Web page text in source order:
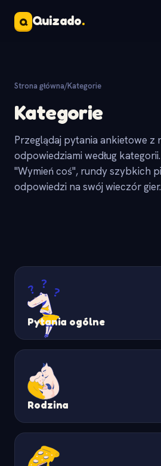
Q Quizado.
Strona główna/Kategorie
Kategorie
Przeglądaj pytania ankietowe z
odpowiedziami według
"Wymień coś", rundy szybkich
odpowiedzi na swój wieczór gier.
Pytania ogólne
Rodzina